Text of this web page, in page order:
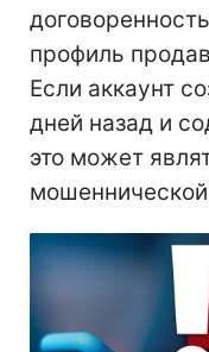
профиль
Если аккаунт
дней назад и
это может